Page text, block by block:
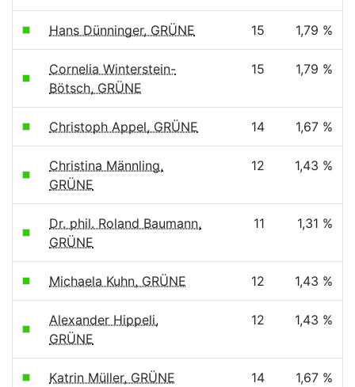
Hans Dünninger, GRÜNE 15 1,79 %
Cornelia Winterstein-
Bötsch, GRÜNE
15 1,79 %
Christoph Appel, GRÜNE 14 1,67 %
Christina Männling,
GRÜNE
12 1,43 %
Dr. phil. Roland Baumann,
GRÜNE
11 1,31 %
Michaela Kuhn, GRÜNE 12 1,43 %
Alexander Hippeli,
GRÜNE
12 1,43 %
Katrin Müller, GRÜNE 14 1,67 %